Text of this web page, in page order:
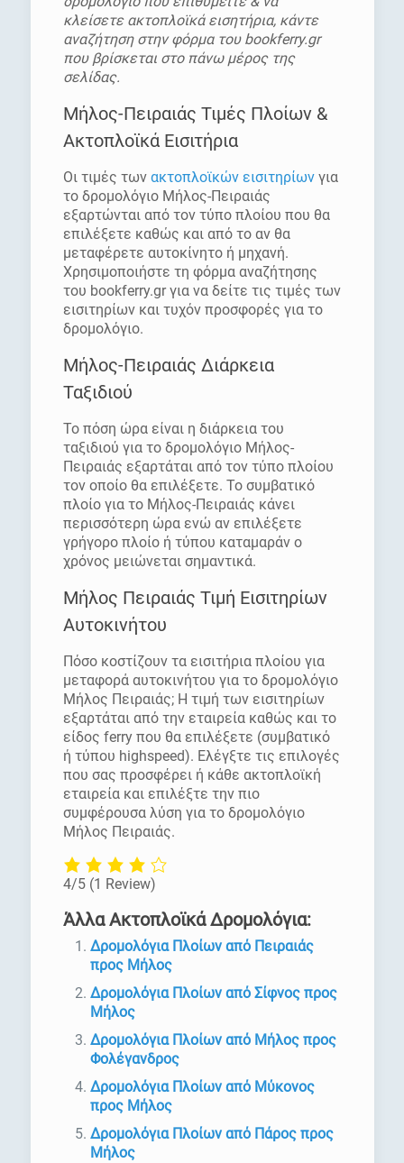
κλείσετε ακτοπλοϊκά εισητήρια, κάντε
αναζήτηση στην φόρμα του bookferry.gr
που βρίσκεται στο πάνω μέρος της
σελίδας.
Μήλος-Πειραιάς Τιμές Πλοίων &
Ακτοπλοϊκά Εισιτήρια
Οι τιμές των ακτοπλοϊκών εισιτηρίωνγια
το δρομολόγιο Μήλος-Πειραιάς
εξαρτώνται από τον τύπο πλοίου που θα
επιλέξετε καθώς και από το αν θα
μεταφέρετε αυτοκίνητο ή μηχανή.
Χρησιμοποιήστε τη φόρμα αναζήτησης
του bookferry.gr για να δείτε τις τιμές των
εισιτηρίων και τυχόν προσφορές για το
δρομολόγιο.
Μήλος-Πειραιάς Διάρκεια
Ταξιδιού
Το πόση ώρα είναι η διάρκεια του
ταξιδιού για το δρομολόγιο Μήλος-
Πειραιάς εξαρτάται από τον τύπο πλοίου
τον οποίο θα επιλέξετε. Το συμβατικό
πλοίο για το Μήλος-Πειραιάς κάνει
περισσότερη ώρα ενώ αν επιλέξετε
γρήγορο πλοίο ή τύπου καταμαράν ο
χρόνος μειώνεται σημαντικά.
Μήλος Πειραιάς Τιμή Εισιτηρίων
Αυτοκινήτου
Πόσο κοστίζουν τα εισιτήρια πλοίου για
μεταφορά αυτοκινήτου για το δρομολόγιο
Μήλος Πειραιάς; Η τιμή των εισιτηρίων
εξαρτάται από την εταιρεία καθώς και το
είδος ferry που θα επιλέξετε (συμβατικό
ή τύπου highspeed). Ελέγξτε τις επιλογές
που σας προσφέρει ή κάθε ακτοπλοϊκή
εταιρεία και επιλέξτε την πιο
συμφέρουσα λύση για το δρομολόγιο
Μήλος Πειραιάς.
4/5 (1 Review)
Άλλα Ακτοπλοϊκά Δρομολόγια:
Δρομολόγια Πλοίων από Πειραιάς
προς Μήλος
Δρομολόγια Πλοίων από Σίφνος προς
Μήλος
Δρομολόγια Πλοίων από Μήλος προς
Φολέγανδρος
Δρομολόγια Πλοίων από Μύκονος
προς Μήλος
Δρομολόγια Πλοίων από Πάρος προς
Μήλος